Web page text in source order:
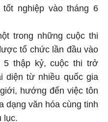
nghiệp vào tháng 6
trong những cuộc thi
tổ chức lần đầu vào
5 thập kỷ, cuộc thi trở
diện từ nhiều quốc gia
hướng đến việc tôn
dạng văn hóa cùng tinh